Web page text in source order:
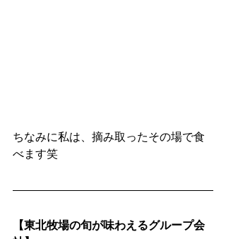
ちなみに私は、摘み取ったその場で食
べます笑
【東北牧場の旬が味わえるグループ会